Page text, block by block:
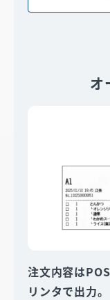
オ
注文内容は
リンタで出力。